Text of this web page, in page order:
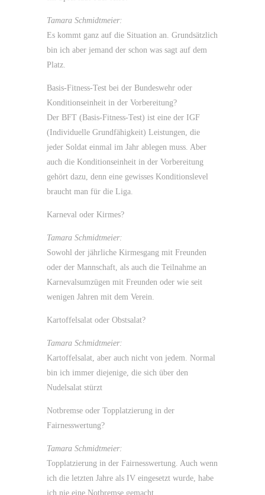
Tamara Schmidtmeier:
Es kommt ganz auf die Situation an. Grundsätzlich
bin ich aber jemand der schon was sagt auf dem
Platz.
Basis-Fitness-Test bei der Bundeswehr oder
Konditionseinheit in der Vorbereitung?
Der BFT (Basis-Fitness-Test) ist eine der IGF
(Individuelle Grundfähigkeit) Leistungen, die
jeder Soldat einmal im Jahr ablegen muss. Aber
auch die Konditionseinheit in der Vorbereitung
gehört dazu, denn eine gewisses Konditionslevel
braucht man für die Liga.
Karneval oder Kirmes?
Tamara Schmidtmeier:
Sowohl der jährliche Kirmesgang mit Freunden
oder der Mannschaft, als auch die Teilnahme an
Karnevalsumzügen mit Freunden oder wie seit
wenigen Jahren mit dem Verein.
Kartoffelsalat oder Obstsalat?
Tamara Schmidtmeier:
Kartoffelsalat, aber auch nicht von jedem. Normal
bin ich immer diejenige, die sich über den
Nudelsalat stürzt
Notbremse oder Topplatzierung in der
Fairnesswertung?
Tamara Schmidtmeier:
Topplatzierung in der Fairnesswertung. Auch wenn
ich die letzten Jahre als IV eingesetzt wurde, habe
ich nie eine Notbremse gemacht.